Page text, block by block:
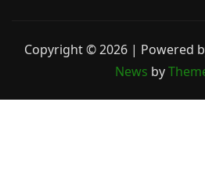
Copyright © 2026 | Powered
News by